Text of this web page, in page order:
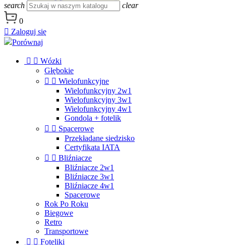
search
clear
0
 Zaloguj się
Porównaj
  Wózki
Głębokie
  Wielofunkcyjne
Wielofunkcyjny 2w1
Wielofunkcyjny 3w1
Wielofunkcyjny 4w1
Gondola + fotelik
  Spacerowe
Przekładane siedzisko
Certyfikata IATA
  Bliźniacze
Bliźniacze 2w1
Bliźniacze 3w1
Bliźniacze 4w1
Spacerowe
Rok Po Roku
Biegowe
Retro
Transportowe
  Foteliki